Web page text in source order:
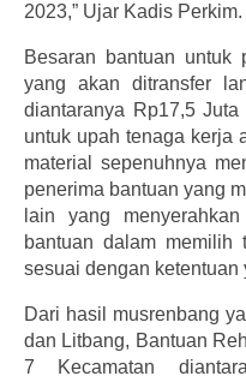
2023,” Ujar Kadis Perkim.
Besaran bantuan
yang akan ditransfer
diantaranya Rp17,5
untuk upah tenaga kerja
material sepenuhnya
penerima bantuan yang
lain yang
bantuan dalam
sesuai dengan ketentuan
Dari hasil musrenbang
dan Litbang, Bantuan
7 Kecamatan